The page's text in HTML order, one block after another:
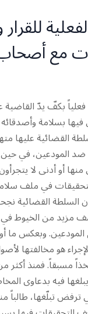
مع
بكفّ يدّ
بسلامة
القضائية عليها
ضد المودعين، في
أو أدنى لا
في ملف
السلطة القضائية
مزيد من الخيوط
المودعين. وبعكس ما
هو مخالفتها
مسبقاً. فمنذ
فيه بدعاوى
تبلّغها، طالباً